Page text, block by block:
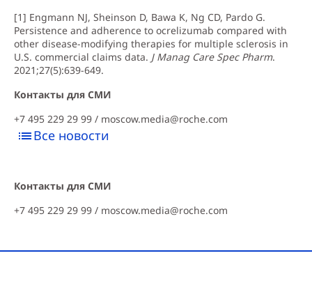
[1] Engmann NJ, Sheinson D, Bawa K, Ng CD, Pardo G.
Persistence and adherence to ocrelizumab compared with
other disease-modifying therapies for multiple sclerosis in
U.S. commercial claims data. J Manag Care Spec Pharm.
2021;27(5):639-649.
Контакты для СМИ
+7 495 229 29 99 / moscow.media@roche.com
Все новости
Контакты для СМИ
+7 495 229 29 99 / moscow.media@roche.com